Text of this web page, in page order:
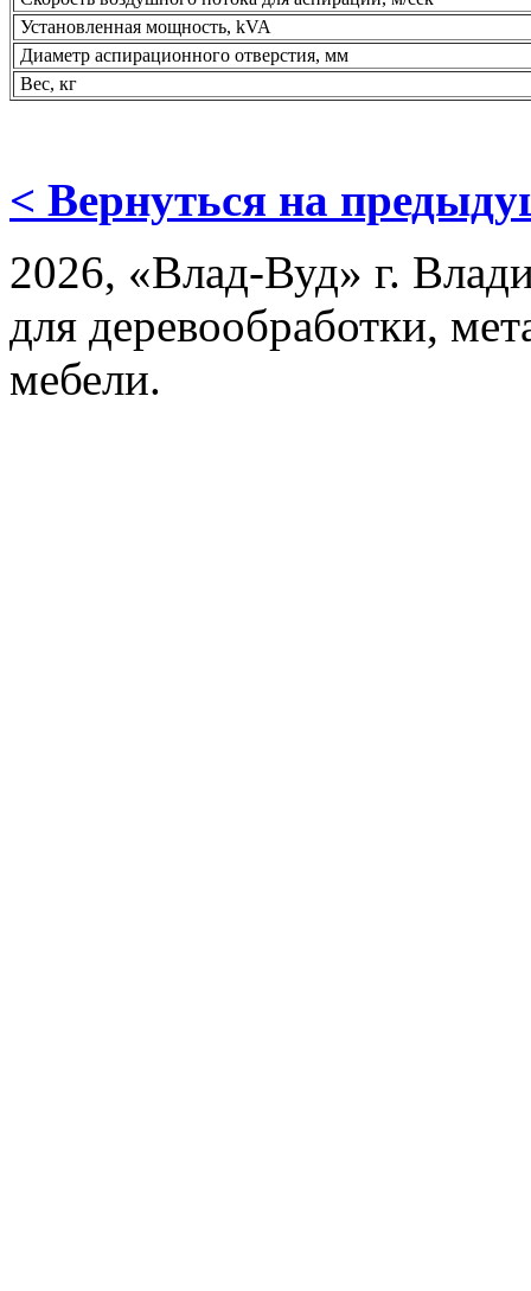
Установленная мощность, kVA
Диаметр аспирационного отверстия, мм
Вес, кг
< Вернуться на
2026, «Влад-Вуд» г.
для деревообработки,
мебели.